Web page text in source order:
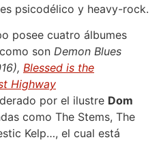
psicodélico y heavy-rock.
posee cuatro álbumes
son Demon Blues
Blessed is the
Highway
por el ilustre Dom
como The Stems, The
Kelp…, el cual está